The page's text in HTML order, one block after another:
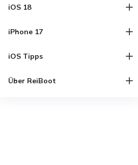
iOS 18
iPhone 17
iOS Tipps
Über ReiBoot